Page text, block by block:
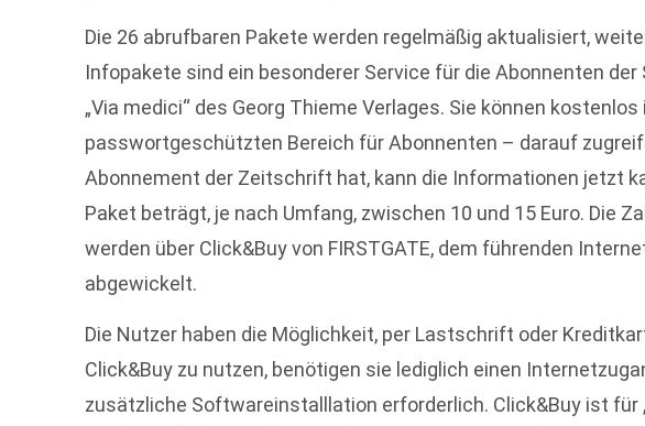
Die 26 abrufbaren Pakete werden regelmäßig aktualisiert,
Infopakete sind ein besonderer Service für die Abonnenten
„Via medici“ des Georg Thieme Verlages. Sie können kostenlos
passwortgeschützten Bereich für Abonnenten – darauf
Abonnement der Zeitschrift hat, kann die Informationen jetzt
Paket beträgt, je nach Umfang, zwischen 10 und 15 Euro. Die
werden über Click&Buy von FIRSTGATE, dem führenden
abgewickelt.
Die Nutzer haben die Möglichkeit, per Lastschrift oder
Click&Buy zu nutzen, benötigen sie lediglich einen
zusätzliche Softwareinstalllation erforderlich. Click&Buy ist für